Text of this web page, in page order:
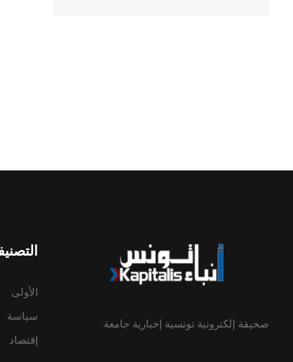
صحيفة إلكترونية تونسية إخبارية جامعة.
الأولى
سياسة
إقتصاد